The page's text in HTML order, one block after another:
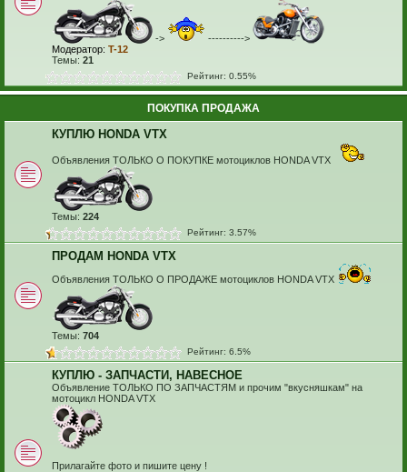
->
---------->
Модератор: T-12
Темы: 21
Рейтинг: 0.55%
ПОКУПКА ПРОДАЖА
КУПЛЮ HONDA VTX
Объявления ТОЛЬКО О ПОКУПКЕ мотоциклов HONDA VTX
Темы: 224
Рейтинг: 3.57%
ПРОДАМ HONDA VTX
Объявления ТОЛЬКО О ПРОДАЖЕ мотоциклов HONDA VTX
Темы: 704
Рейтинг: 6.5%
КУПЛЮ - ЗАПЧАСТИ, НАВЕСНОЕ
Объявление ТОЛЬКО ПО ЗАПЧАСТЯМ и прочим "вкусняшкам" на
мотоцикл HONDA VTX
Прилагайте фото и пишите цену !